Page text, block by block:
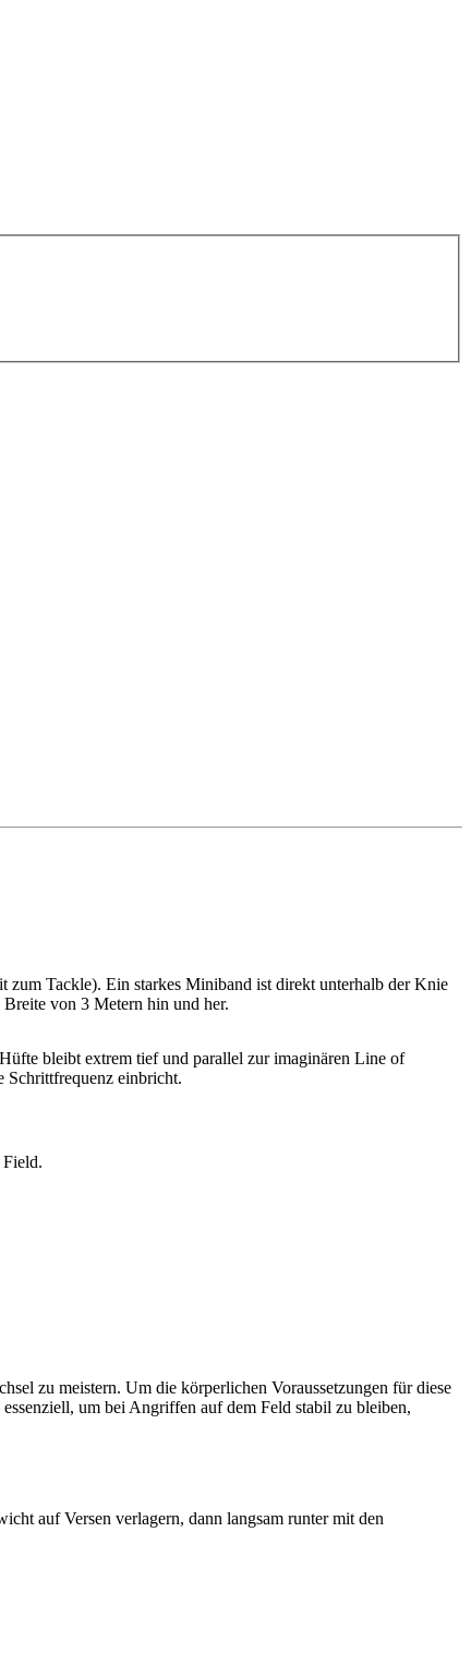
zum Tackle). Ein starkes Miniband ist direkt unterhalb der Knie
von 3 Metern hin und her.
bleibt extrem tief und parallel zur imaginären Line of
Schrittfrequenz einbricht.
zu meistern. Um die körperlichen Voraussetzungen für diese
um bei Angriffen auf dem Feld stabil zu bleiben,
auf Versen verlagern, dann langsam runter mit den